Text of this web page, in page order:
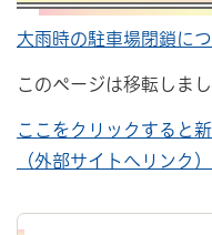
大雨時の駐車場閉鎖に
このページは移転しまし
ここをクリックすると
（外部サイトへリンク）